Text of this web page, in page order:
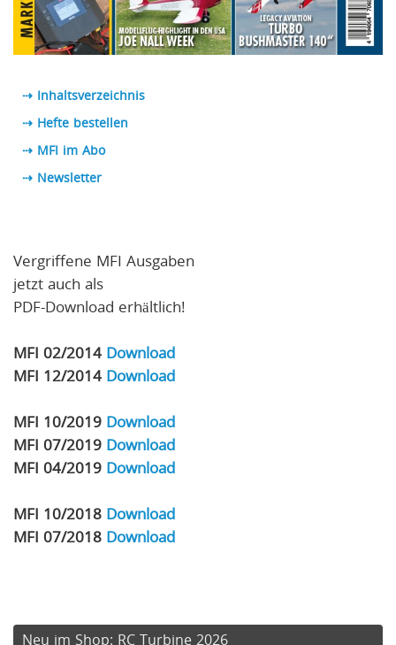
⇢ Inhaltsverzeichnis
⇢ Hefte bestellen
⇢ MFI im Abo
⇢ Newsletter
Vergriffene MFI Ausgaben
jetzt auch als
PDF-Download erhältlich!
MFI 02/2014 Download
MFI 12/2014 Download
MFI 10/2019 Download
MFI 07/2019 Download
MFI 04/2019 Download
MFI 10/2018 Download
MFI 07/2018 Download
Neu im Shop: RC Turbine 2026